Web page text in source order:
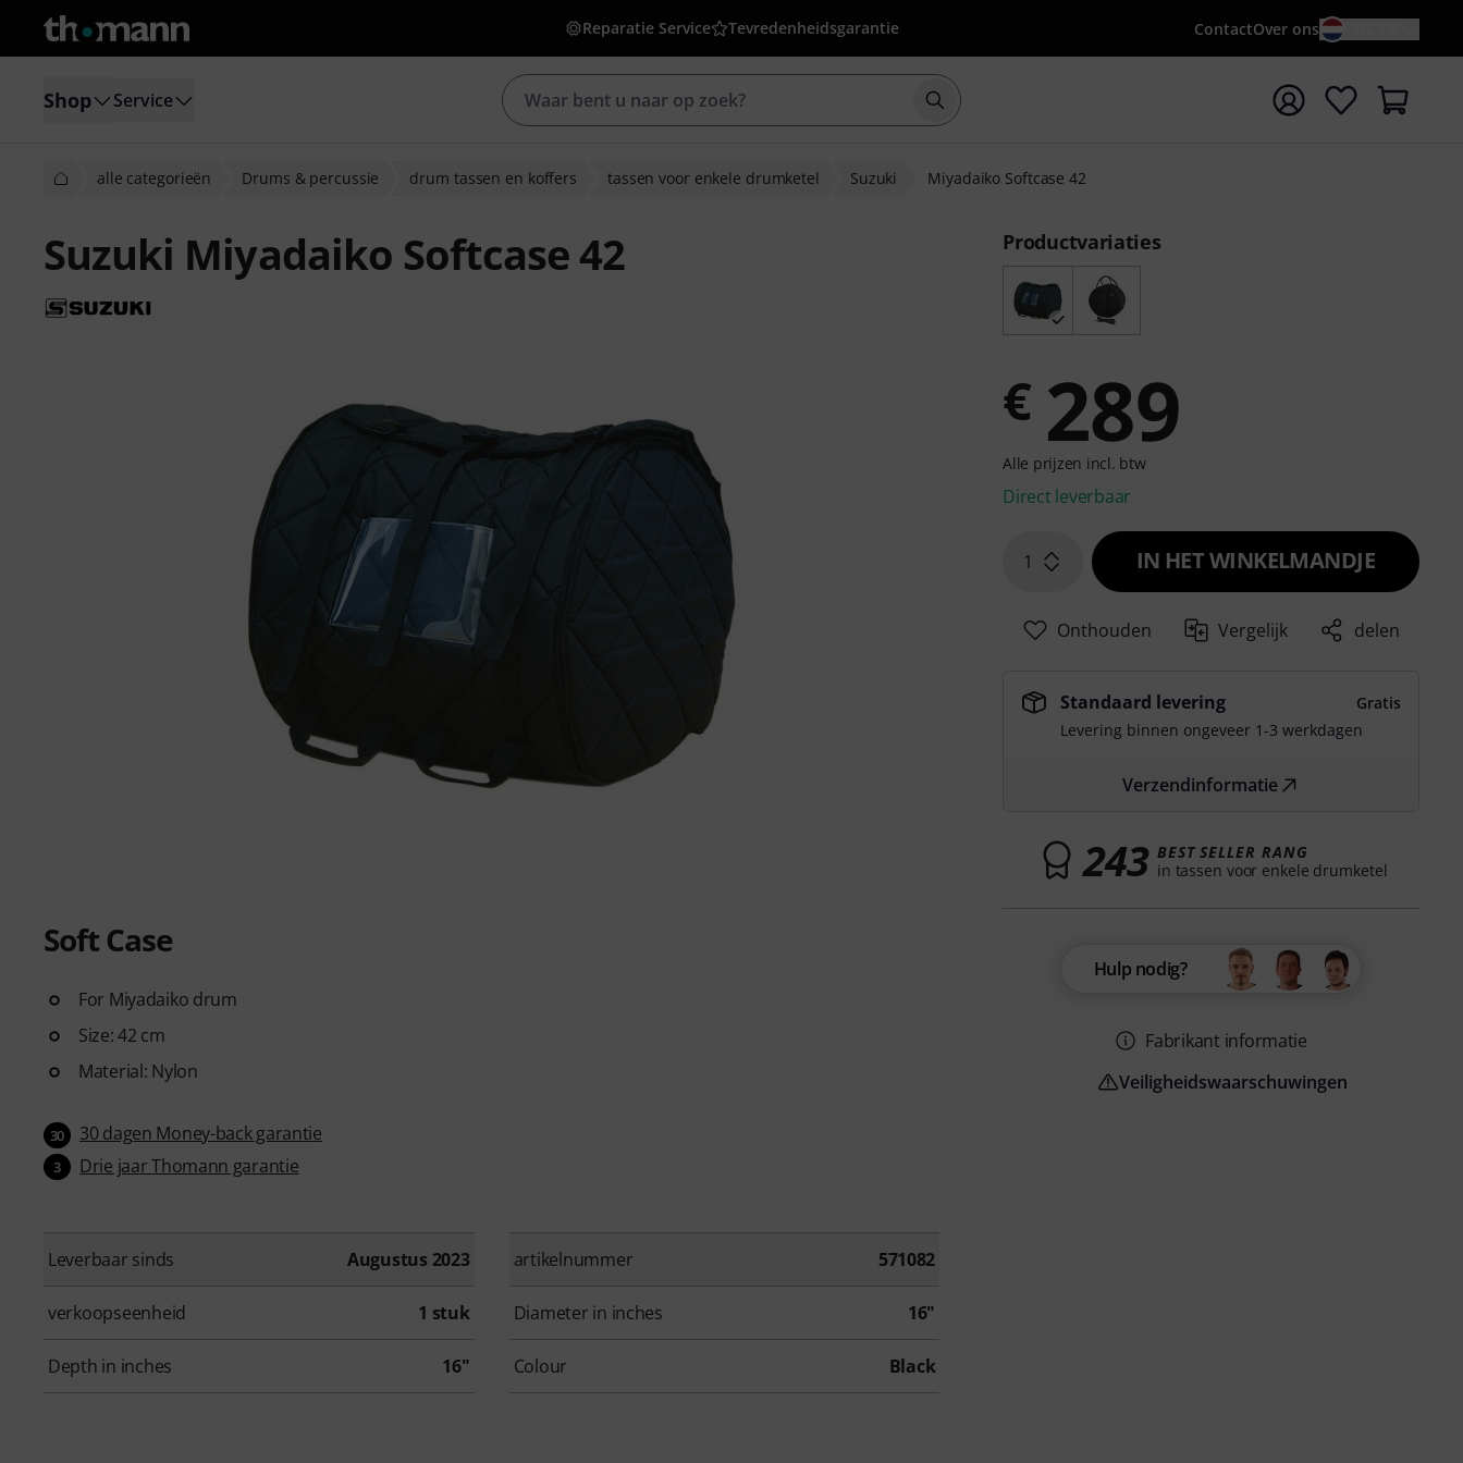
Reparatie Service Tevredenheidsgarantie ContactOver ons
Shop Service Zoek met zoekterm {searchTerm}
alle categorieën Drums & percussie drum tassen en koffers tassen voor enkele drumketel Suzuki Miyadaiko Softcase 42
Suzuki Miyadaiko Softcase 42
Soft Case
For Miyadaiko drum
Size: 42 cm
Material: Nylon
30 30 dagen Money-back garantie
3 Drie jaar Thomann garantie
Leverbaar sinds Augustus 2023 artikelnummer 571082
verkoopseenheid 1 stuk Diameter in inches 16"
Depth in inches 16" Colour Black
Productvariaties
€ 289
Alle prijzen incl. btw
Direct leverbaar
1 IN HET WINKELMANDJE
Onthouden Vergelijk delen
Standaard levering
Gratis
Levering binnen ongeveer 1-3 werkdagen
Verzendinformatie
243 BEST SELLER RANG
in tassen voor enkele drumketel
Hulp nodig?
Fabrikant informatie
Veiligheidswaarschuwingen